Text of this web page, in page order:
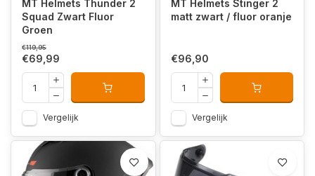
MT Helmets Thunder 2
Squad Zwart Fluor
Groen
€119,95
€69,99
Vergelijk
MT Helmets Stinger 2
matt zwart / fluor oranje
€96,90
Vergelijk